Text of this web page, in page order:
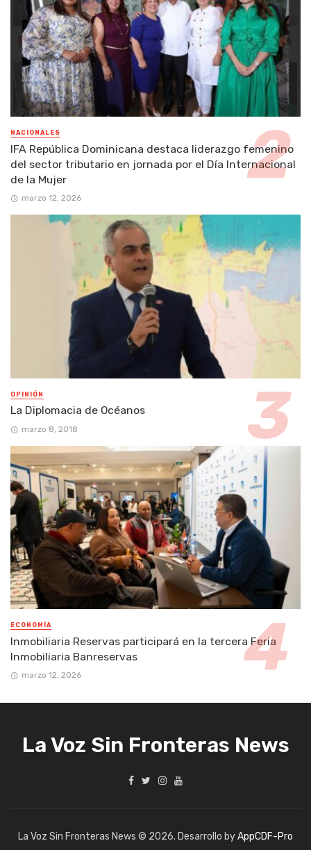
NACIONALES
IFA República Dominicana destaca liderazgo femenino
del sector tributario en jornada por el Día Internacional
de la Mujer
marzo 12, 2026
OPINIÓN
La Diplomacia de Océanos
marzo 8, 2018
ECONOMÍA
Inmobiliaria Reservas participará en la tercera Feria
Inmobiliaria Banreservas
marzo 12, 2026
La Voz Sin Fronteras News
La Voz Sin Fronteras News © 2026. Desarrollo byAppCDF-Pro